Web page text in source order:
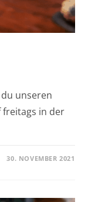
unseren
freitags in der
30. NOVEMBER 2021